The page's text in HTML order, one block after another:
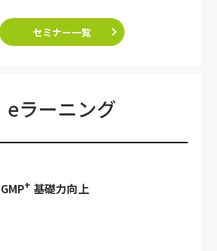
セミナー一覧
eラーニング
GMP+ 基礎力向上